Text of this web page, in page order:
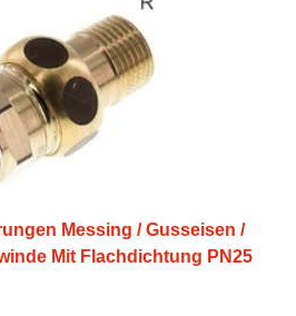
Messing / Gusseisen /
Mit Flachdichtung PN25